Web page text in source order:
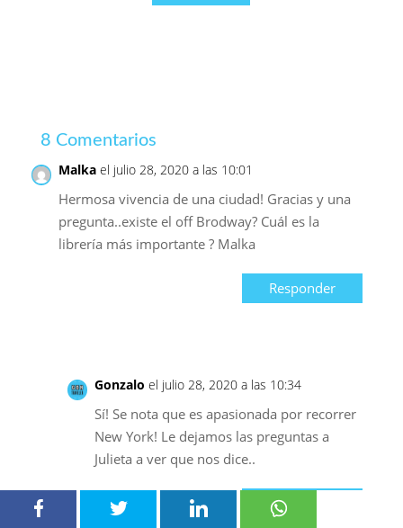
8 Comentarios
Malka el julio 28, 2020 a las 10:01
Hermosa vivencia de una ciudad! Gracias y una
pregunta..existe el off Brodway? Cuál es la
librería más importante ? Malka
Responder
Gonzalo el julio 28, 2020 a las 10:34
Sí! Se nota que es apasionada por recorrer
New York! Le dejamos las preguntas a
Julieta a ver que nos dice..
Responder